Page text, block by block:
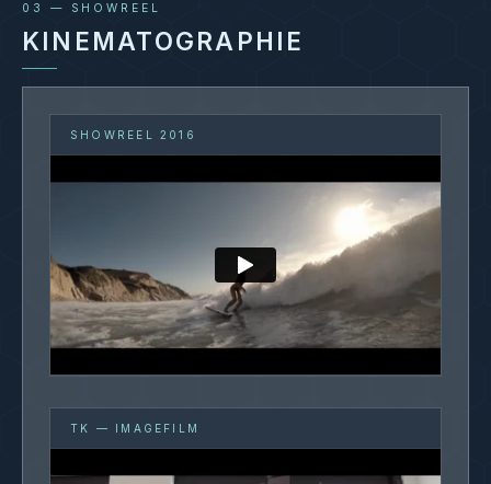
Team- & Kommunikationsfähigkeit
03 — SHOWREEL
KINEMATOGRAPHIE
SHOWREEL 2016
TK — IMAGEFILM